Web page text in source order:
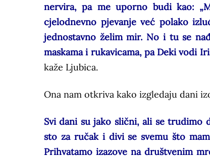
nervira, pa me uporno budi kao:
cjelodnevno pjevanje već polako
jednostavno želim mir. No i tu se
maskama i rukavicama, pa Deki vodi
kaže Ljubica.
Ona nam otkriva kako izgledaju dani
Svi dani su jako slični, ali se trudimo
sto za ručak i divi se svemu što
Prihvatamo izazove na društvenim